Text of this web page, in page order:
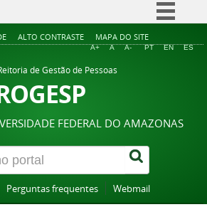
Simplifique!
Acesso à informação
Legislação
Canais
ALTO CONTRASTE MAPA DO SITE
A+ A A- PT EN ES
de Gestão de Pessoas
FEDERAL DO AMAZONAS
Perguntas frequentes Webmail